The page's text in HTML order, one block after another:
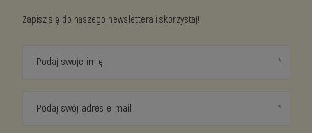
Zapisz się do naszego newslettera i skorzystaj!
Podaj swoje imię
Podaj swój adres e-mail